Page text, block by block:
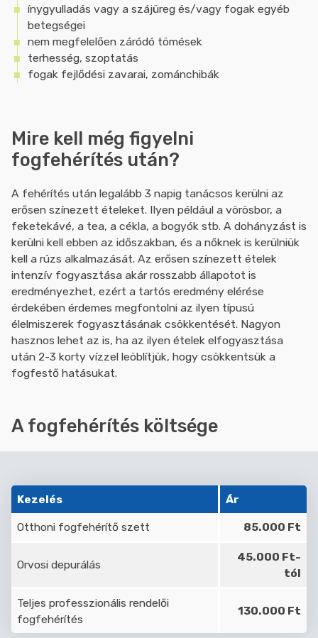
ínygyulladás vagy a szájüreg és/vagy fogak egyéb
betegségei
nem megfelelően záródó tömések
terhesség, szoptatás
fogak fejlődési zavarai, zománchibák
Mire kell még figyelni
fogfehérítés után?
A fehérítés után legalább 3 napig tanácsos kerülni az
erősen színezett ételeket. Ilyen például a vörösbor, a
feketekávé, a tea, a cékla, a bogyók stb. A dohányzást is
kerülni kell ebben az időszakban, és a nőknek is kerülniük
kell a rúzs alkalmazását. Az erősen színezett ételek
intenzív fogyasztása akár rosszabb állapotot is
eredményezhet, ezért a tartós eredmény elérése
érdekében érdemes megfontolni az ilyen típusú
élelmiszerek fogyasztásának csökkentését. Nagyon
hasznos lehet az is, ha az ilyen ételek elfogyasztása
után 2-3 korty vízzel leöblítjük, hogy csökkentsük a
fogfestő hatásukat.
A fogfehérítés költsége
Kezelés Ár
Otthoni fogfehérítő szett 85.000 Ft
Orvosi depurálás
45.000 Ft-
tól
Teljes professzionális rendelői
fogfehérítés
130.000 Ft